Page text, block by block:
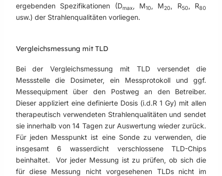
ergebenden Spezifikationen (Dmax, M10 , M20 , R50 , R80
usw.) der Strahlenqualitäten vorliegen.
Vergleichsmessung mit TLD
Bei der Vergleichsmessung mit TLD versendet die
Messstelle die Dosimeter, ein Messprotokoll und ggf.
Messequipment über den Postweg an den Betreiber.
Dieser appliziert eine definierte Dosis (i.d.R 1 Gy) mit allen
therapeutisch verwendeten Strahlenqualitäten und sendet
sie innerhalb von 14 Tagen zur Auswertung wieder zurück.
Für jeden Messpunkt ist eine Sonde zu verwenden, die
insgesamt 6 wasserdicht verschlossene TLD-Chips
beinhaltet. Vor jeder Messung ist zu prüfen, ob sich die
für diese Messung nicht vorgesehenen TLDs nicht im